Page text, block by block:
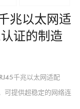
兆以太网适
认证的制造
千兆以太网适配
可提供超稳定的网络连